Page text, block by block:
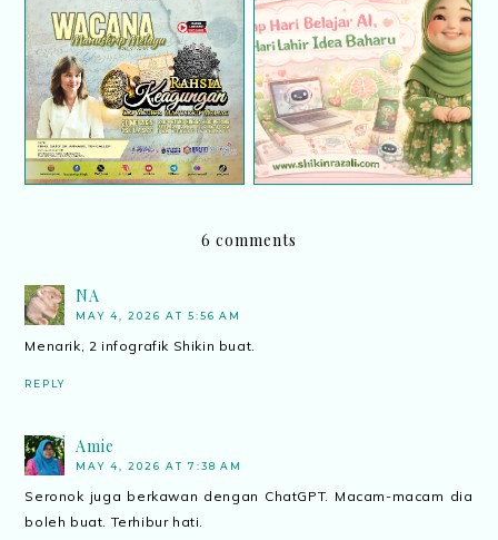
Program Wacana
Manuskrip Melayu ;
Rahsia Keagungan Cap
Mohor Manuskrip
Melayu
Dari Idea ke Realiti:
Mencipta Permainan
BINGO Online Dengan
Teknologi AI
6 comments
NA
MAY 4, 2026 AT 5:56 AM
Menarik, 2 infografik Shikin buat.
REPLY
Amie
MAY 4, 2026 AT 7:38 AM
Seronok juga berkawan dengan ChatGPT. Macam-macam dia
boleh buat. Terhibur hati.